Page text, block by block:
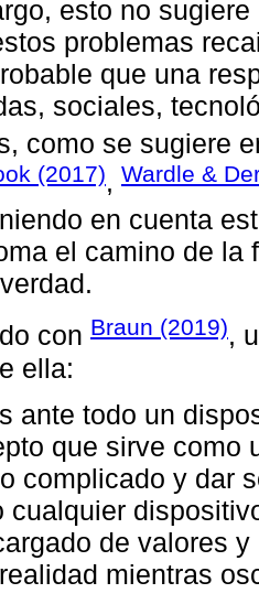
esto no
problemas
que una
sociales,
como se sugiere
(2017), Wardle &
en cuenta
el camino de la
con Braun (2019),
ella:
ante todo un
que sirve como
complicado y dar
cualquier
de valores
mientras